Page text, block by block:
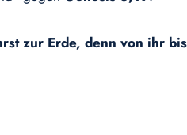
zur Erde, denn von ihr